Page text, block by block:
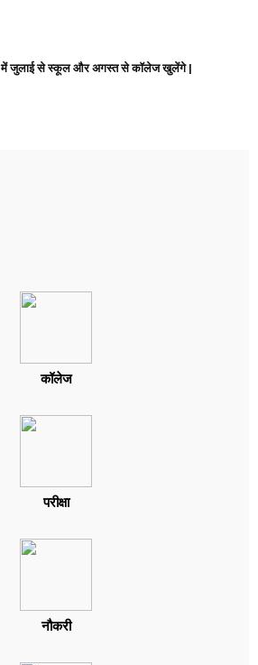
में जुलाई से स्कूल और अगस्त से कॉलेज खुलेंगे |
कॉलेज
परीक्षा
नौकरी